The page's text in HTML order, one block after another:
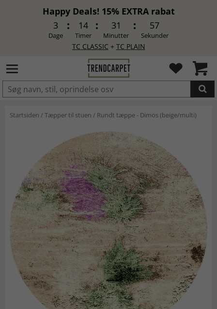
Happy Deals! 15% EXTRA rabat
3
Dage
14
Timer
31
Minutter
56
Sekunder
TC CLASSIC + TC PLAIN
LAGT I INDKØBSKURVEN.
Startsiden /Tæpper til stuen / Rundt tæppe - Dimos (beige/multi)